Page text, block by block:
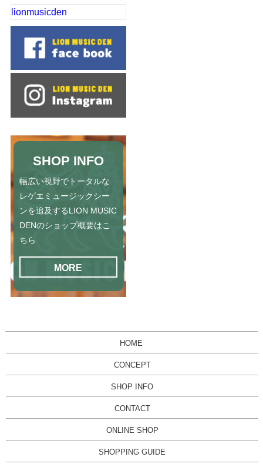
lionmusicden
SHOP INFO
幅広い視野でトータルな
レゲエミュージックシー
ンを追及するLION MUSIC
DENのショップ概要はこ
ちら
MORE
HOME
CONCEPT
SHOP INFO
CONTACT
ONLINE SHOP
SHOPPING GUIDE